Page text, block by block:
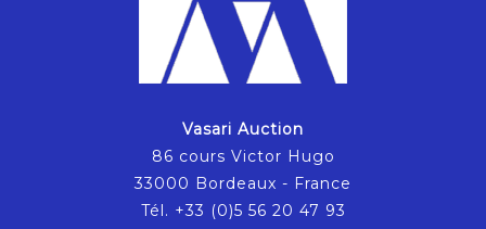
Vasari Auction
86 cours Victor Hugo
33000 Bordeaux - France
Tél. +33 (0)5 56 20 47 93